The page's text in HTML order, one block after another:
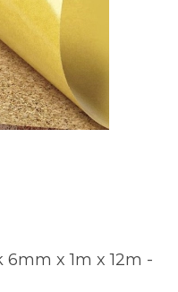
x 1m x 12m -